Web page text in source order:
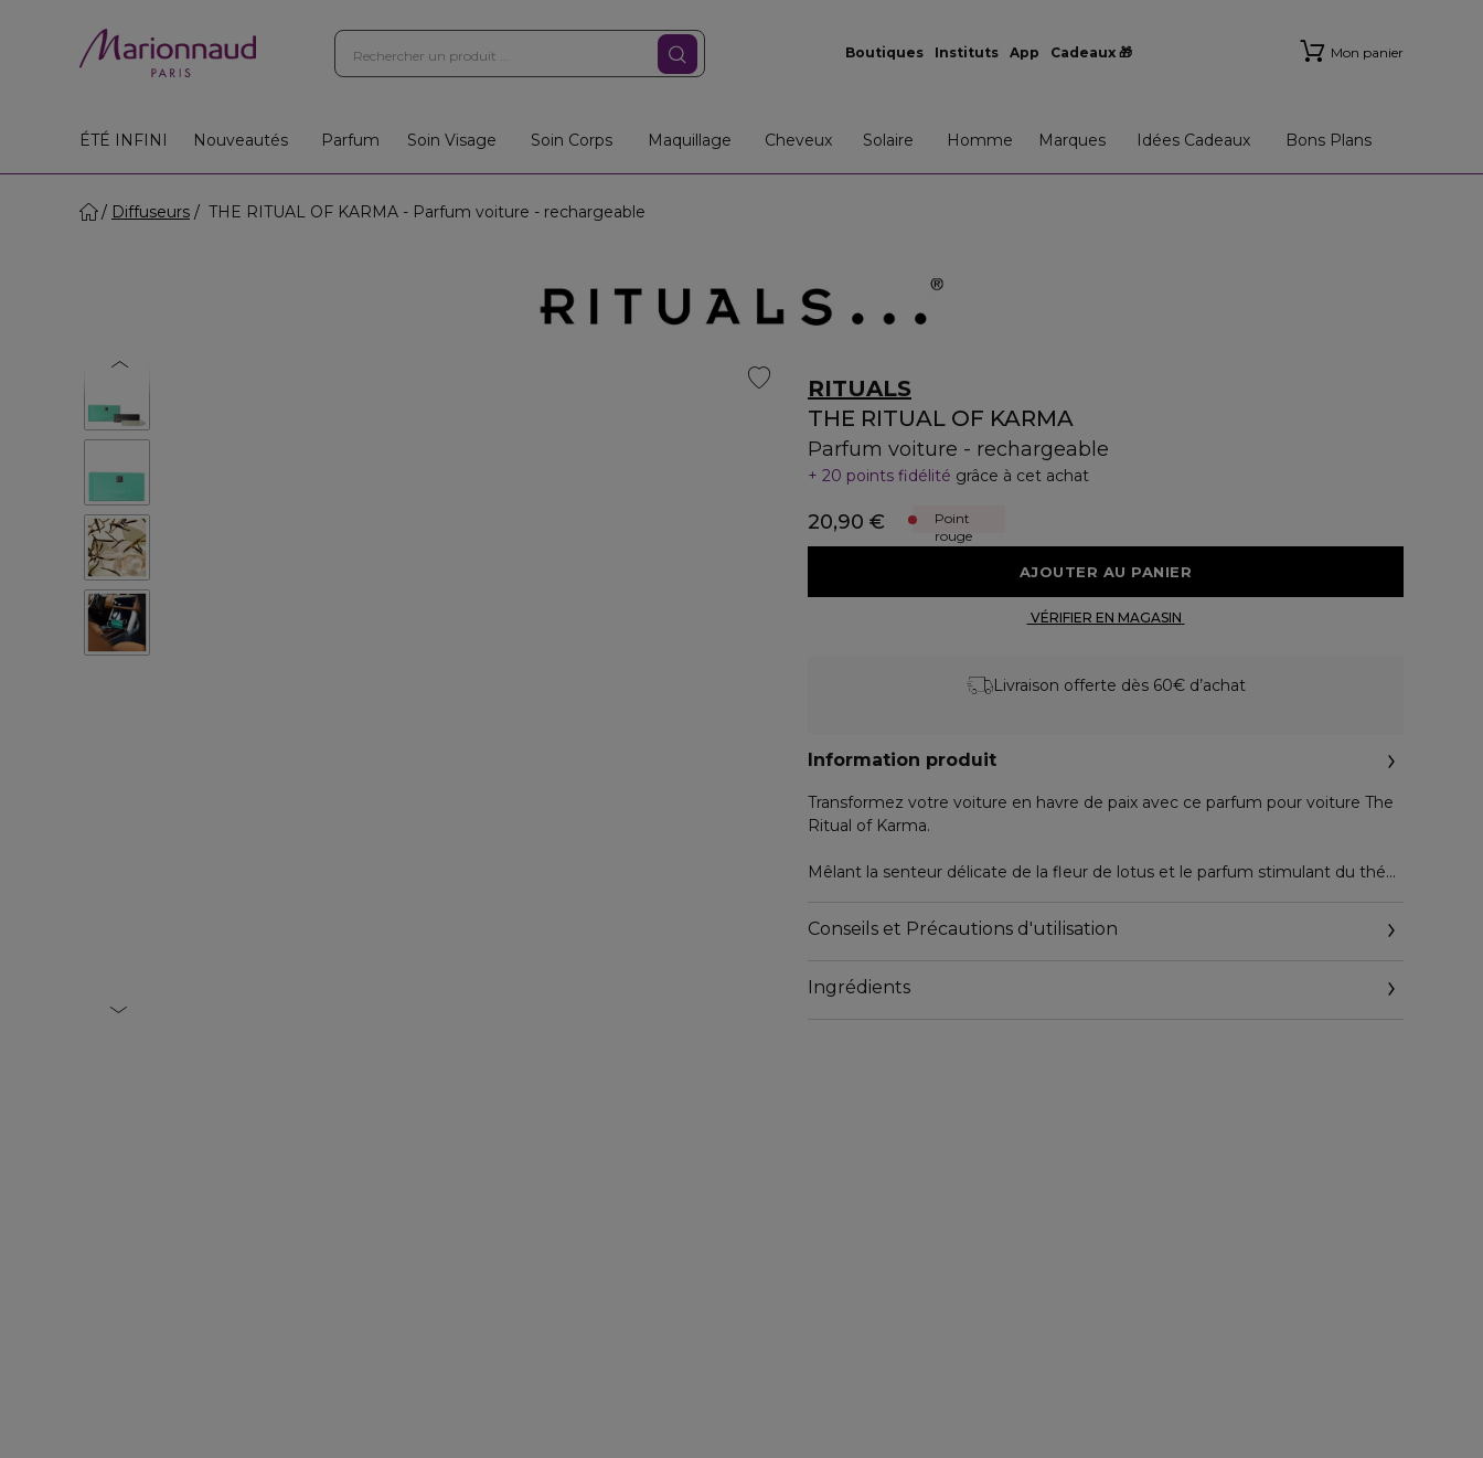
Boutiques Instituts App Cadeaux 🎁 Mon panier
ÉTÉ INFINI
Nouveautés Parfum Soin Visage Soin Corps Maquillage Cheveux Solaire Homme Marques Idées Cadeaux Bons Plans
Diffuseurs THE RITUAL OF KARMA - Parfum voiture - rechargeable
RITUALS
THE RITUAL OF KARMA
Parfum voiture - rechargeable
20 points fidélité grâce à cet achat
20,90 €
Point
rouge
Livraison offerte dès 60€ d’achat
Information produit
Transformez votre voiture en havre de paix avec ce parfum pour voiture The
Ritual of Karma.
Mêlant la senteur délicate de la fleur de lotus et le parfum stimulant du thé
dans tous vos trajets.
Vous pouvez réutiliser le joli support en bois en achetant une éco-recharge
Conseils et Précautions d'utilisation
Ingrédients